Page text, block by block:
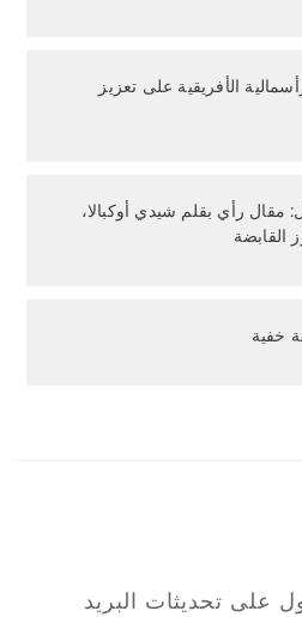
الأفريقية على تعزيز
رأي بقلم شيدي أوكبالا،
القابضة
خفية
على تحديثات البريد